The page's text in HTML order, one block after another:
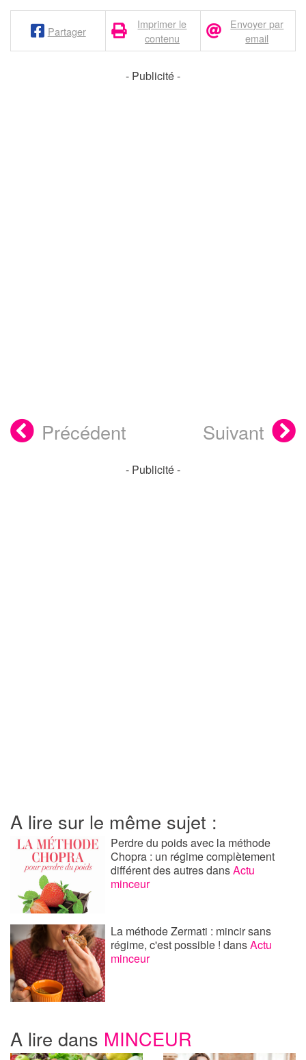
Partager
Imprimer le
contenu
Envoyer par
email
- Publicité -
Précédent Suivant
- Publicité -
A lire sur le même sujet :
Perdre du poids avec la méthode
Chopra : un régime complètement
différent des autresdansActu
minceur
La méthode Zermati : mincir sans
régime, c'est possible !dansActu
minceur
A lire dans MINCEUR